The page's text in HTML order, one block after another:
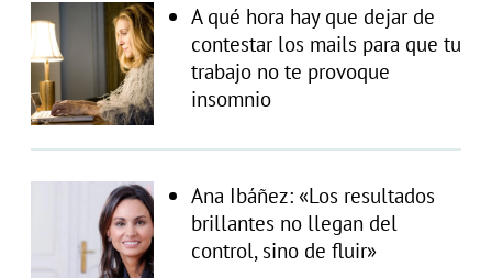
A qué hora hay que dejar de
contestar los mails para que tu
trabajo no te provoque
insomnio
Ana Ibáñez: «Los resultados
brillantes no llegan del
control, sino de fluir»